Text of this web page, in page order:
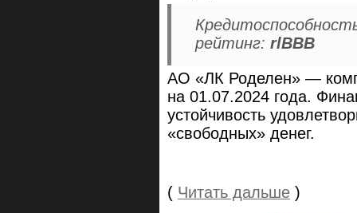
рейтинг: rlBBB
АО «ЛК Роделен» —
на 01.07.2024 года.
устойчивость
«свободных» денег.
( Читать дальше )